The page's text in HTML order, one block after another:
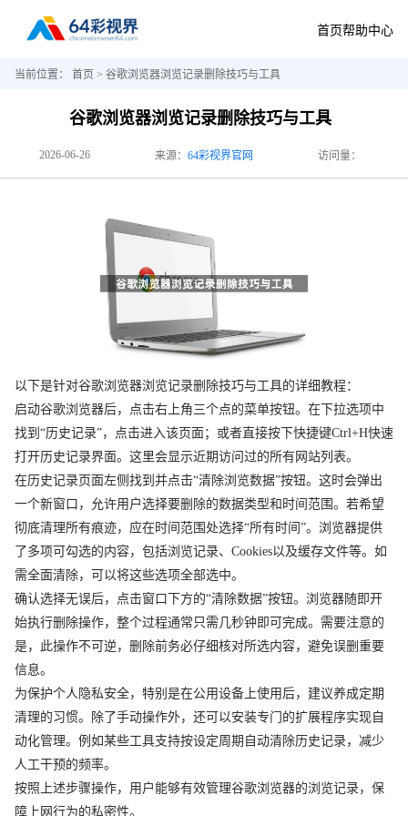
首页帮助中心
当前位置： 首页 > 谷歌浏览器浏览记录删除技巧与工具
谷歌浏览器浏览记录删除技巧与工具
2026-06-26 来源： 64彩视界官网 访问量：
以下是针对谷歌浏览器浏览记录删除技巧与工具的详细教程：
启动谷歌浏览器后，点击右上角三个点的菜单按钮。在下拉选项中
找到“历史记录”，点击进入该页面；或者直接按下快捷键Ctrl+H快速
打开历史记录界面。这里会显示近期访问过的所有网站列表。
在历史记录页面左侧找到并点击“清除浏览数据”按钮。这时会弹出
一个新窗口，允许用户选择要删除的数据类型和时间范围。若希望
彻底清理所有痕迹，应在时间范围处选择“所有时间”。浏览器提供
了多项可勾选的内容，包括浏览记录、Cookies以及缓存文件等。如
需全面清除，可以将这些选项全部选中。
确认选择无误后，点击窗口下方的“清除数据”按钮。浏览器随即开
始执行删除操作，整个过程通常只需几秒钟即可完成。需要注意的
是，此操作不可逆，删除前务必仔细核对所选内容，避免误删重要
信息。
为保护个人隐私安全，特别是在公用设备上使用后，建议养成定期
清理的习惯。除了手动操作外，还可以安装专门的扩展程序实现自
动化管理。例如某些工具支持按设定周期自动清除历史记录，减少
人工干预的频率。
按照上述步骤操作，用户能够有效管理谷歌浏览器的浏览记录，保
障上网行为的私密性。